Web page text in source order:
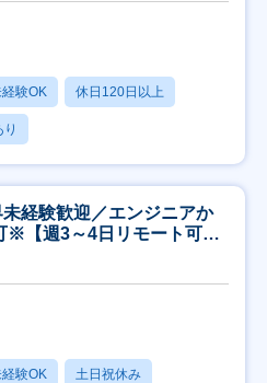
験OK 休日120日以上
経験歓迎／エンジニアか
※【週3～4日リモート可
験OK 土日祝休み